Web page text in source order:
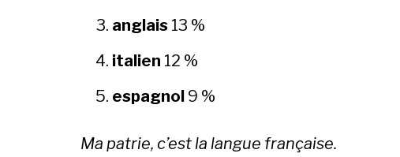
anglais 13 %
italien 12 %
espagnol 9 %
Ma patrie, c’est la langue française.